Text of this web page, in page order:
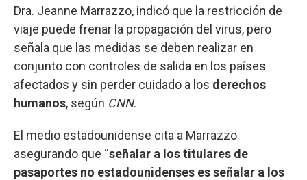
Dra. Jeanne Marrazzo, indicó que la restricción de
viaje puede frenar la propagación del virus, pero
señala que las medidas se deben realizar en
conjunto con controles de salida en los países
afectados y sin perder cuidado a los derechos
humanos, según CNN.
El medio estadounidense cita a Marrazzo
asegurando que “señalar a los titulares de
pasaportes no estadounidenses es señalar a los